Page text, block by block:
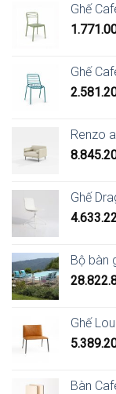
Ghế
Ghế
Renzo
Ghế
Bộ bàn
Ghế
Bàn